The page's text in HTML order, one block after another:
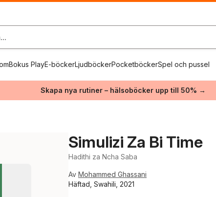
Bokus PlayE-böckerLjudböckerPocketböckerSpel och pussel
Skapa nya rutiner – hälsoböcker upp till 50% →
Simulizi Za Bi Time
Hadithi za Ncha Saba
Av Mohammed Ghassani
Häftad, Swahili, 2021